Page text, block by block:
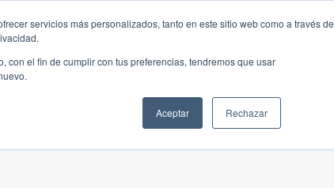
servicios más personalizados, tanto en este sitio web como a través de
con el fin de cumplir con tus preferencias, tendremos que usar
Aceptar Rechazar